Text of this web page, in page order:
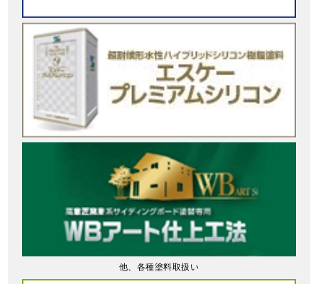
他、各種塗料取扱い